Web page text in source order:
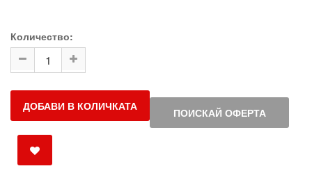
Количество:
ДОБАВИ В КОЛИЧКАТА ПОИСКАЙ ОФЕРТА